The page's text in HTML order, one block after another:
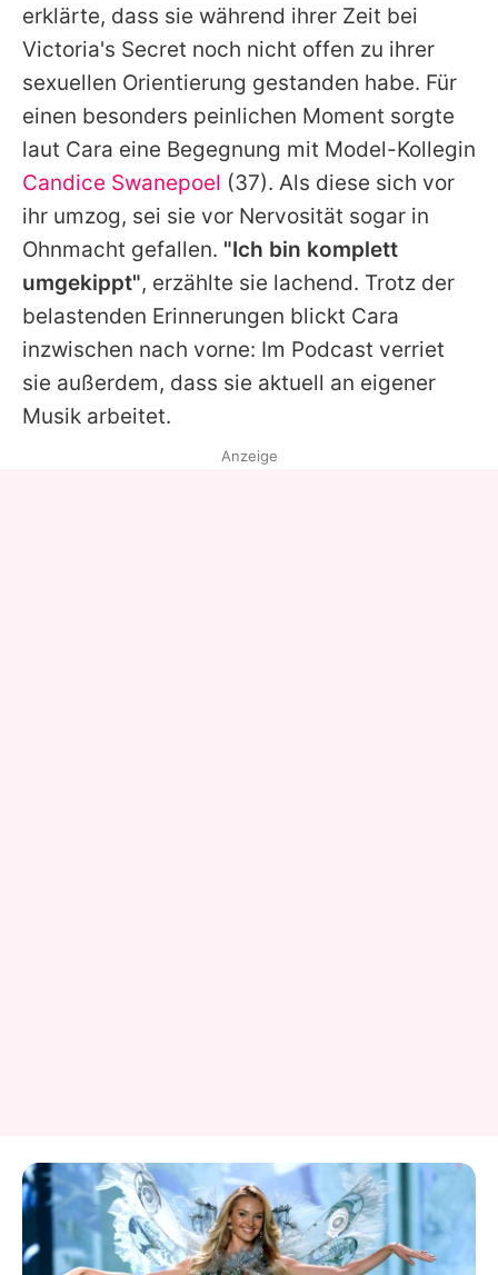
erklärte, dass sie während ihrer Zeit bei
Victoria's Secret noch nicht offen zu ihrer
sexuellen Orientierung gestanden habe. Für
einen besonders peinlichen Moment sorgte
laut Cara eine Begegnung mit Model-Kollegin
Candice Swanepoel (37). Als diese sich vor
ihr umzog, sei sie vor Nervosität sogar in
Ohnmacht gefallen. "Ich bin komplett
umgekippt", erzählte sie lachend. Trotz der
belastenden Erinnerungen blickt Cara
inzwischen nach vorne: Im Podcast verriet
sie außerdem, dass sie aktuell an eigener
Musik arbeitet.
Anzeige